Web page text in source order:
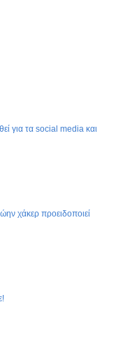
για τα social media και
χάκερ προειδοποιεί